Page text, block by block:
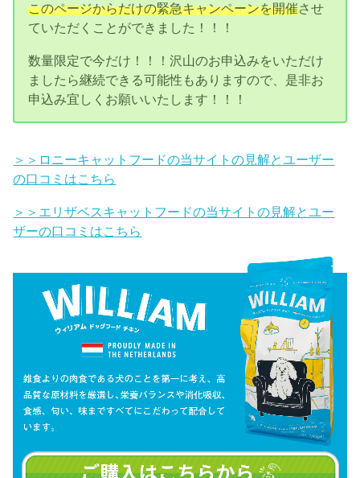
このページからだけの緊急キャンペーンを開催させ
ていただくことができました！！！
数量限定で今だけ！！！沢山のお申込みをいただけ
ましたら継続できる可能性もありますので、是非お
申込み宜しくお願いいたします！！！
＞＞ロニーキャットフードの当サイトの見解とユーザー
の口コミはこちら
＞＞エリザベスキャットフードの当サイトの見解とユー
ザーの口コミはこちら